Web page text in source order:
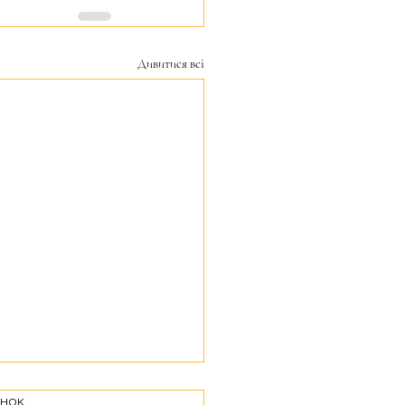
Дивитися всі